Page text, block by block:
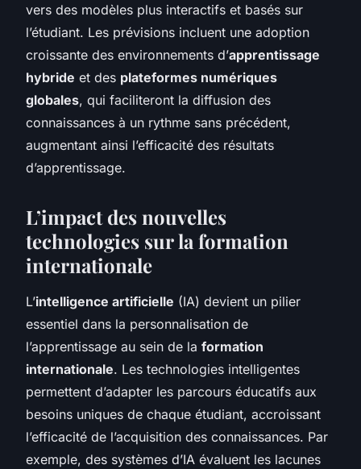
vers des modèles plus interactifs et basés sur
l’étudiant. Les prévisions incluent une adoption
croissante des environnements d’apprentissage
hybride et des plateformes numériques
globales, qui faciliteront la diffusion des
connaissances à un rythme sans précédent,
augmentant ainsi l’efficacité des résultats
d’apprentissage.
L’impact des nouvelles
technologies sur la formation
internationale
L’intelligence artificielle (IA) devient un pilier
essentiel dans la personnalisation de
l’apprentissage au sein de la formation
internationale. Les technologies intelligentes
permettent d’adapter les parcours éducatifs aux
besoins uniques de chaque étudiant, accroissant
l’efficacité de l’acquisition des connaissances. Par
exemple, des systèmes d’IA évaluent les lacunes